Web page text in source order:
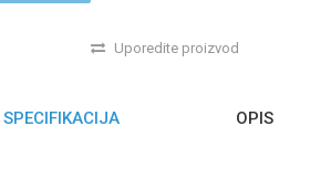
Uporedite proizvod
SPECIFIKACIJA OPIS